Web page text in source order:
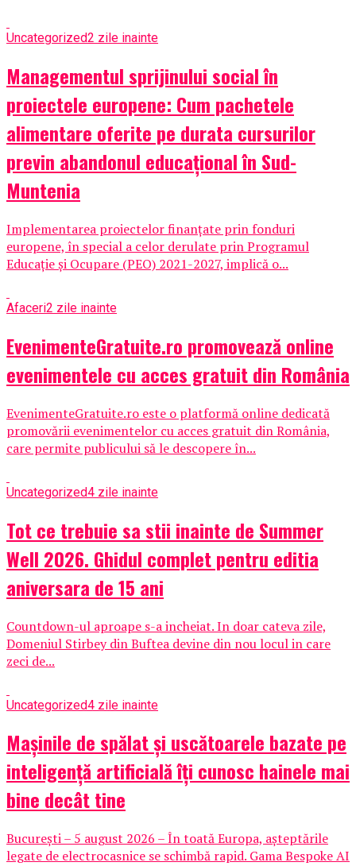
Uncategorized2 zile inainte
Managementul sprijinului social în
proiectele europene: Cum pachetele
alimentare oferite pe durata cursurilor
previn abandonul educațional în Sud-
Muntenia
Implementarea proiectelor finanțate prin fonduri
europene, în special a celor derulate prin Programul
Educație și Ocupare (PEO) 2021-2027, implică o...
Afaceri2 zile inainte
EvenimenteGratuite.ro promovează online
evenimentele cu acces gratuit din România
EvenimenteGratuite.ro este o platformă online dedicată
promovării evenimentelor cu acces gratuit din România,
care permite publicului să le descopere în...
Uncategorized4 zile inainte
Tot ce trebuie sa stii inainte de Summer
Well 2026. Ghidul complet pentru editia
aniversara de 15 ani
Countdown-ul aproape s-a incheiat. In doar cateva zile,
Domeniul Stirbey din Buftea devine din nou locul in care
zeci de...
Uncategorized4 zile inainte
Mașinile de spălat și uscătoarele bazate pe
inteligență artificială îți cunosc hainele mai
bine decât tine
București – 5 august 2026 – În toată Europa, așteptările
legate de electrocasnice se schimbă rapid. Gama Bespoke AI